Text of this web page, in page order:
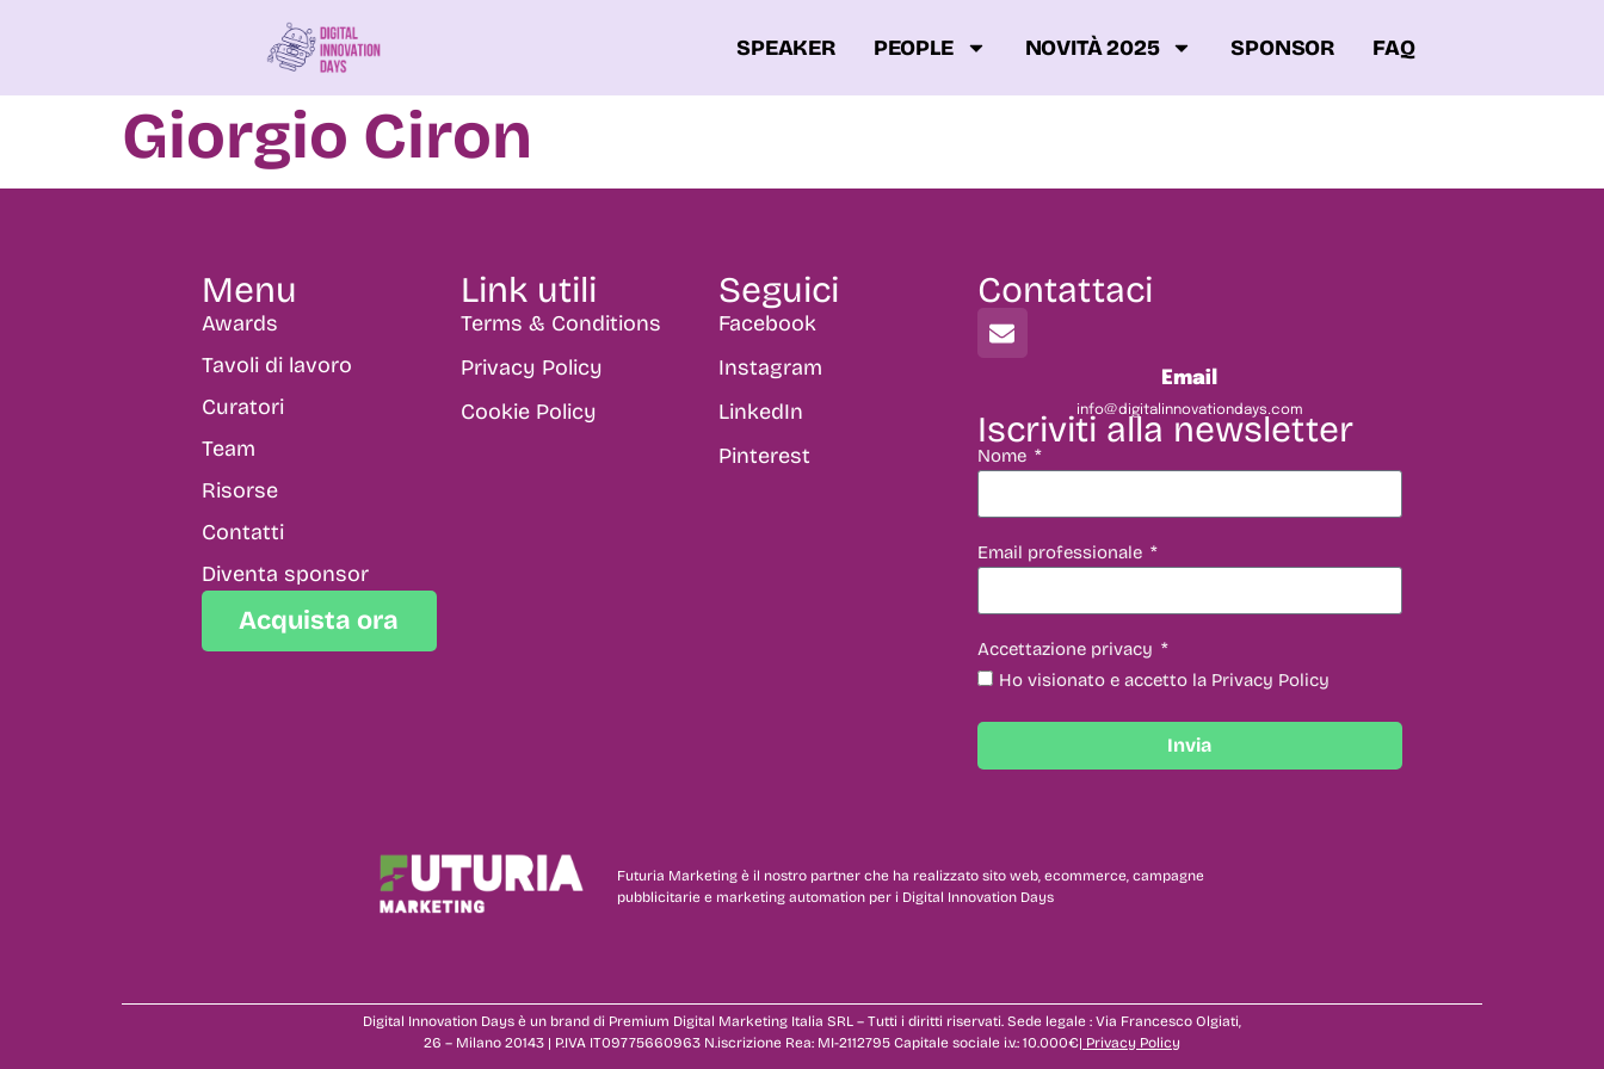
SPEAKER PEOPLE NOVITÀ 2025 SPONSOR FAQ
Giorgio Ciron
Menu
Awards
Tavoli di lavoro
Curatori
Team
Risorse
Contatti
Diventa sponsor
Acquista ora
Link utili
Terms & Conditions
Privacy Policy
Cookie Policy
Seguici
Facebook
Instagram
LinkedIn
Pinterest
Contattaci
Email
info@digitalinnovationdays.com
Iscriviti alla newsletter
Nome
Email professionale
Accettazione privacy
Ho visionato e accetto la Privacy Policy
Invia
Futuria Marketing è il nostro partner che ha realizzato sito web, ecommerce, campagne
pubblicitarie e marketing automation per i Digital Innovation Days
Digital Innovation Days è un brand di Premium Digital Marketing Italia SRL – Tutti i diritti riservati. Sede legale : Via Francesco Olgiati,
26 – Milano 20143 | P.IVA IT09775660963 N.iscrizione Rea: MI-2112795 Capitale sociale i.v.: 10.000€| Privacy Policy